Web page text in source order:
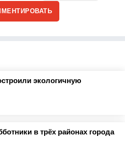
экологичную
в трёх районах города